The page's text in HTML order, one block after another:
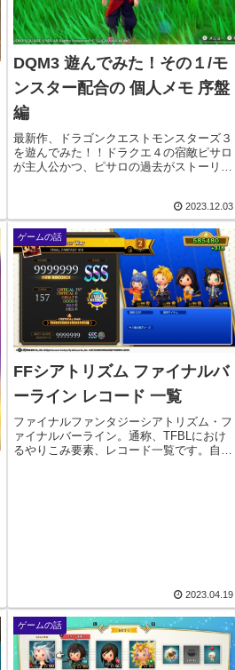
DQM3 遊んでみた！その１/モ
ンスター配合の 個人メモ 序盤
編
最新作、ドラゴンクエストモンスターズ３
を遊んでみた！！ドラクエ４の宿敵ピサロ
が主人公かつ、ピサロの過去がストーリー
の曲がメインで取り入れられており、懐か
しさを...
2023.12.03
ゲームの話
FFシアトリズム ファイナルバ
ーライン レコード 一覧
ファイナルファンタジーシアトリズム・フ
ァイナルバーライン。通称、TFBLにおけ
るやりこみ要素、レコード一覧です。自分
2023.04.19
ゲームの話